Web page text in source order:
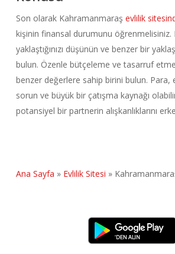
Son olarak Kahramanmaraş evlilik
kişinin finansal durumunu öğrenmelisiniz.
yaklaştığınızı düşünün ve benzer bir
bulun. Özenle bütçeleme ve tasarruf
benzer değerlere sahip birini bulun. Para,
sorun ve büyük bir çatışma kaynağı
potansiyel bir partnerin alışkanlıklarını
Ana Sayfa » Evlilik Sitesi »